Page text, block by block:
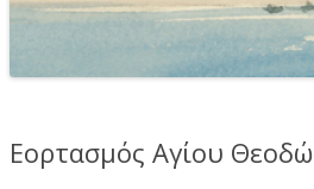
Εορτασμός Αγίου